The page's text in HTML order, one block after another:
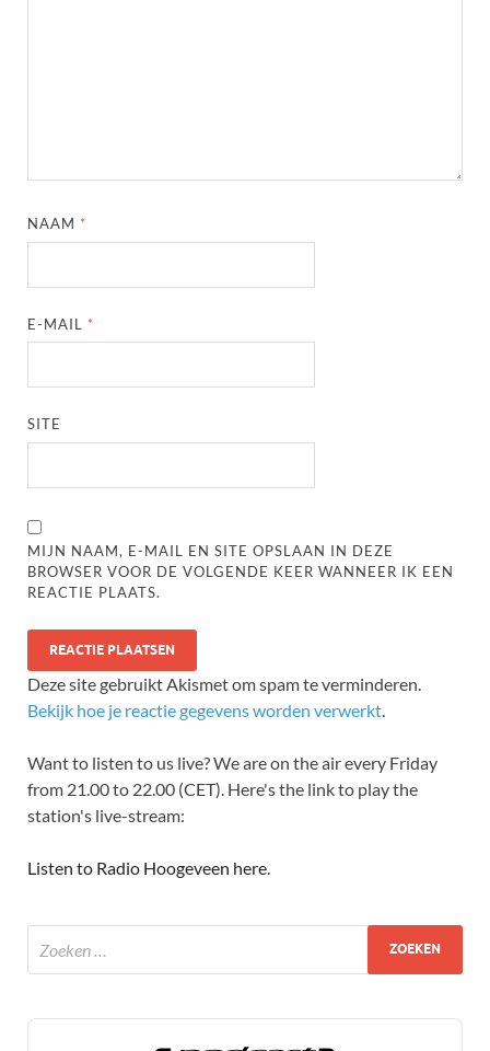
NAAM *
E-MAIL *
SITE
MIJN NAAM, E-MAIL EN SITE OPSLAAN IN DEZE
BROWSER VOOR DE VOLGENDE KEER WANNEER IK EEN
REACTIE PLAATS.
Deze site gebruikt Akismet om spam te verminderen.
Bekijk hoe je reactie gegevens worden verwerkt.
Want to listen to us live? We are on the air every Friday
from 21.00 to 22.00 (CET). Here's the link to play the
station's live-stream:
Listen to Radio Hoogeveen here.
Audio